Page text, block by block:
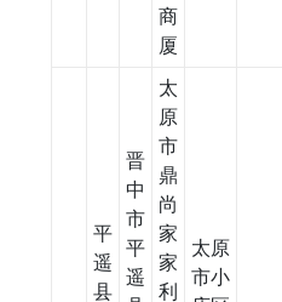
商
厦
平
遥
县
晋
中
市
平
遥
太
原
市
鼎
尚
家
家
利
太原
市小